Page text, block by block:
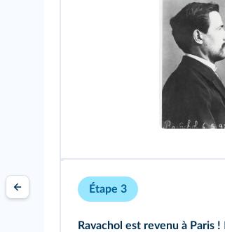
Étape 3
Ravachol est revenu à Paris !